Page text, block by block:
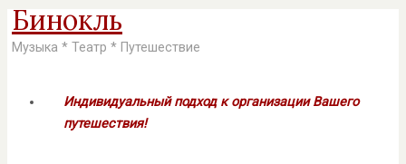
Бинокль
Музыка * Театр * Путешествие
Индивидуальный подход к организации Вашего
путешествия!